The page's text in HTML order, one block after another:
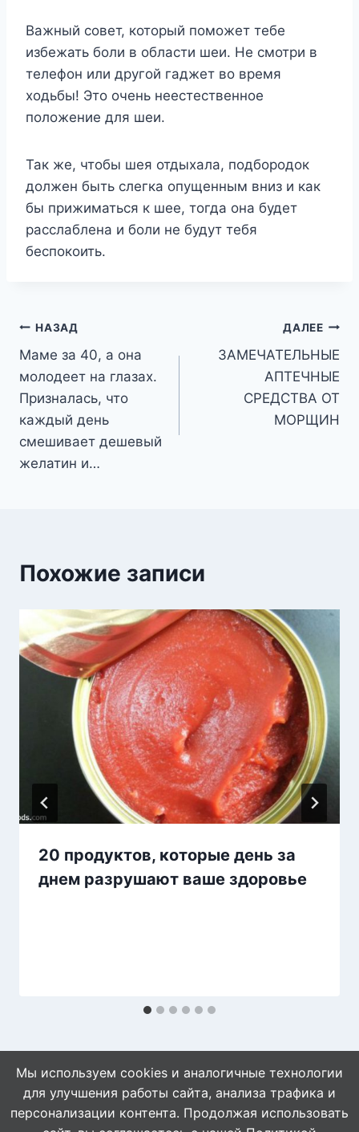
Важный совет, который поможет тебе
избежать боли в области шеи. Не смотри в
телефон или другой гаджет во время
ходьбы! Это очень неестественное
положение для шеи.
Так же, чтобы шея отдыхала, подбородок
должен быть слегка опущенным вниз и как
бы прижиматься к шее, тогда она будет
расслаблена и боли не будут тебя
беспокоить.
Навигация
по
записям
НАЗАД
Маме за 40, а она
молодеет на глазах.
Призналась, что
каждый день
смешивает дешевый
желатин и…
ДАЛЕЕ
ЗАМЕЧАТЕЛЬНЫЕ
АПТЕЧНЫЕ
СРЕДСТВА ОТ
МОРЩИН
Похожие записи
20 продуктов, которые день за
днем разрушают ваше здоровье
Мы используем cookies и аналогичные технологии
для улучшения работы сайта, анализа трафика и
персонализации контента. Продолжая использовать